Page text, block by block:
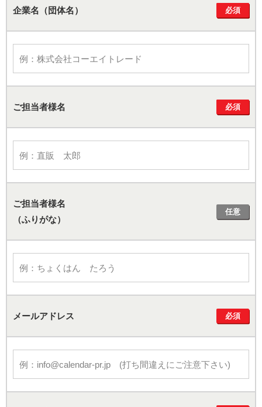
企業名（団体名） 必須
必須
ご担当者様名 必須
必須
ご担当者様名
（ふりがな）
任意
メールアドレス 必須